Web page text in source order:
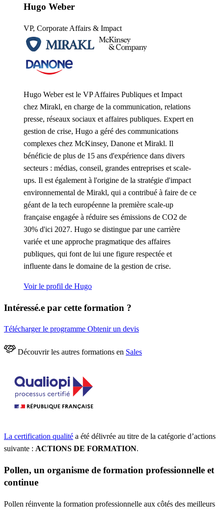
Hugo Weber
VP, Corporate Affairs & Impact
Hugo Weber est le VP Affaires Publiques et Impact
chez Mirakl, en charge de la communication, relations
presse, réseaux sociaux et affaires publiques. Expert en
gestion de crise, Hugo a géré des communications
complexes chez McKinsey, Danone et Mirakl. Il
bénéficie de plus de 15 ans d'expérience dans divers
secteurs : médias, conseil, grandes entreprises et scale-
ups. Il est également à l'origine de la stratégie d'impact
environnemental de Mirakl, qui a contribué à faire de ce
géant de la tech européenne la première scale-up
française engagée à réduire ses émissions de CO2 de
30% d'ici 2027. Hugo se distingue par une carrière
variée et une approche pragmatique des affaires
publiques, qui font de lui une figure respectée et
influente dans le domaine de la gestion de crise.
Voir le profil de Hugo
Intéressé.e par cette formation ?
Télécharger le programme Obtenir un devis
Découvrir les autres formations en Sales
La certification qualité a été délivrée au titre de la catégorie d’actions
suivante : ACTIONS DE FORMATION.
Pollen, un organisme de formation professionnelle et
continue
Pollen réinvente la formation professionnelle aux côtés des meilleurs